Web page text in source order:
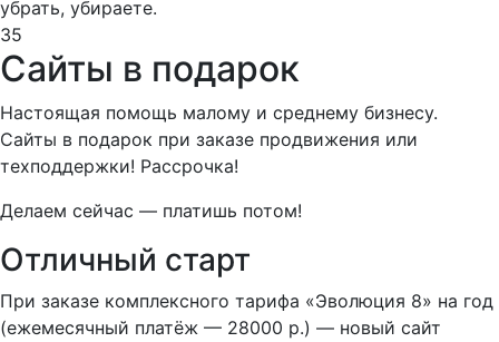
убрать, убираете.
35
Сайты в подарок
Настоящая помощь малому и среднему бизнесу.
Сайты в подарок при заказе продвижения или
техподдержки! Рассрочка!
Делаем сейчас — платишь потом!
Отличный старт
При заказе комплексного тарифа «Эволюция 8» на год
(ежемесячный платёж — 28000 р.) — новый сайт